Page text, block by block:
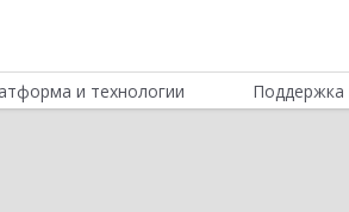
и технологии Поддержка